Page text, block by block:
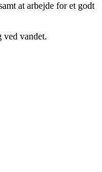
at arbejde for et godt
ved vandet.